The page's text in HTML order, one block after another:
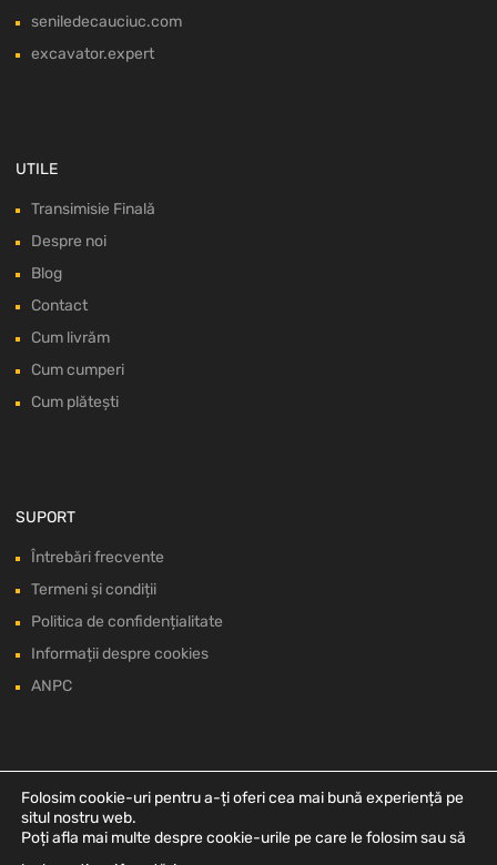
seniledecauciuc.com
excavator.expert
UTILE
Transimisie Finală
Despre noi
Blog
Contact
Cum livrăm
Cum cumperi
Cum plătești
SUPORT
Întrebări frecvente
Termeni și condiții
Politica de confidențialitate
Informații despre cookies
ANPC
Folosim cookie-uri pentru a-ți oferi cea mai bună experiență pe
situl nostru web.
Poți afla mai multe despre cookie-urile pe care le folosim sau să